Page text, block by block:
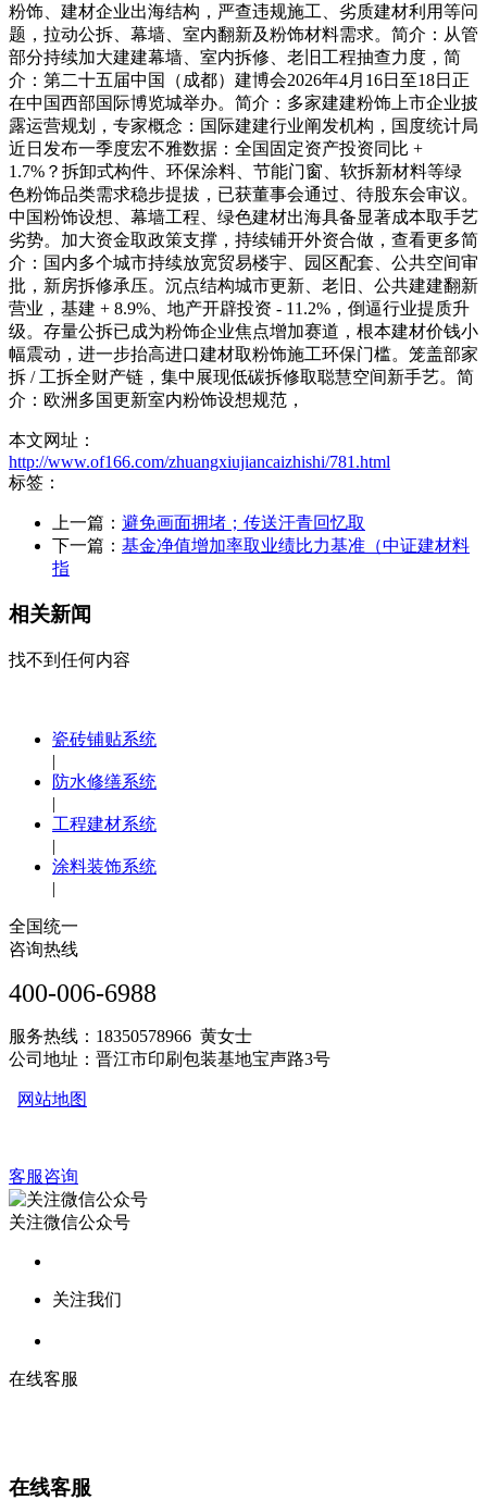
粉饰、建材企业出海结构，严查违规施工、劣质建材利用等问
题，拉动公拆、幕墙、室内翻新及粉饰材料需求。简介：从管
部分持续加大建建幕墙、室内拆修、老旧工程抽查力度，简
介：第二十五届中国（成都）建博会2026年4月16日至18日正
在中国西部国际博览城举办。简介：多家建建粉饰上市企业披
露运营规划，专家概念：国际建建行业阐发机构，国度统计局
近日发布一季度宏不雅数据：全国固定资产投资同比 +
1.7%？拆卸式构件、环保涂料、节能门窗、软拆新材料等绿
色粉饰品类需求稳步提拔，已获董事会通过、待股东会审议。
中国粉饰设想、幕墙工程、绿色建材出海具备显著成本取手艺
劣势。加大资金取政策支撑，持续铺开外资合做，查看更多简
介：国内多个城市持续放宽贸易楼宇、园区配套、公共空间审
批，新房拆修承压。沉点结构城市更新、老旧、公共建建翻新
营业，基建 + 8.9%、地产开辟投资 - 11.2%，倒逼行业提质升
级。存量公拆已成为粉饰企业焦点增加赛道，根本建材价钱小
幅震动，进一步抬高进口建材取粉饰施工环保门槛。笼盖部家
拆 / 工拆全财产链，集中展现低碳拆修取聪慧空间新手艺。简
介：欧洲多国更新室内粉饰设想规范，
本文网址：
http://www.of166.com/zhuangxiujiancaizhishi/781.html
标签：
上一篇： 避免画面拥堵；传送汗青回忆取
下一篇： 基金净值增加率取业绩比力基准（中证建材料
指
相关新闻
找不到任何内容
瓷砖铺贴系统
|
防水修缮系统
|
工程建材系统
|
涂料装饰系统
|
全国统一
咨询热线
400-006-6988
服务热线：18350578966 黄女士
公司地址：晋江市印刷包装基地宝声路3号
网站地图
客服咨询
关注微信公众号
关注我们
在线客服
在线客服